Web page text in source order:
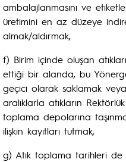
ambalajlanmasını ve
üretimini en az düzeye
almak/aldırmak,
f) Birim içinde oluşan
ettiği bir alanda, bu
geçici olarak saklamak
aralıklarla atıkların
toplama depolarına
ilişkin kayıtları tutmak,
g) Atık toplama tarihleri